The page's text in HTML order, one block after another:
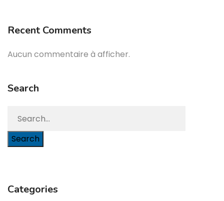
Recent Comments
Aucun commentaire à afficher.
Search
Search
Categories